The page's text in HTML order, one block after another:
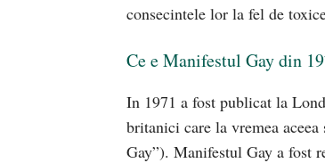
consecintele lor la fel de
Ce e Manifestul Gay din
In 1971 a fost publicat la
britanici care la vremea
Gay”). Manifestul Gay a fost